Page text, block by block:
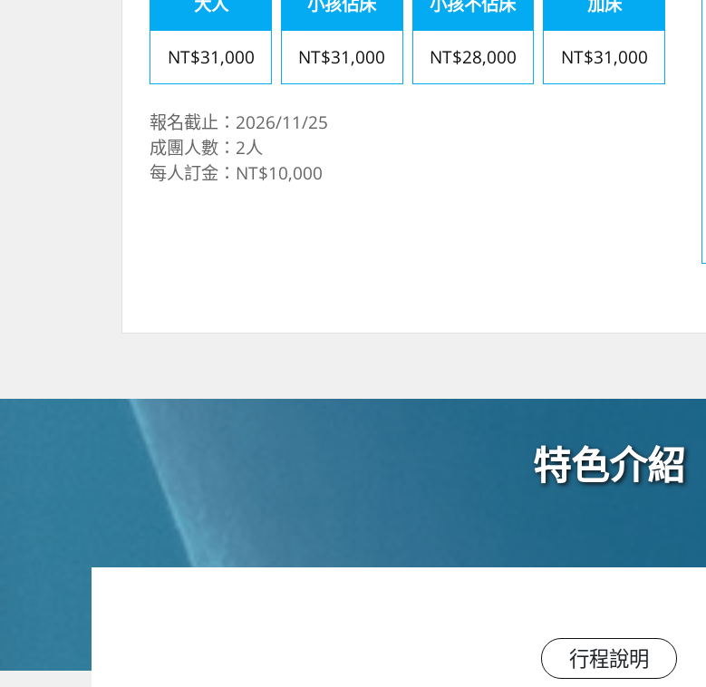
NT$31,000 NT$31,000 NT$28,000 NT$31,000
報名截止：2026/11/25
成團人數：2人
每人訂金：NT$10,000
特色介紹
行程說明